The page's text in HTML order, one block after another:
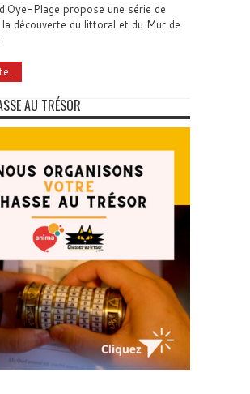
Plage propose une série de
découverte du littoral et du Mur de
AU TRÉSOR